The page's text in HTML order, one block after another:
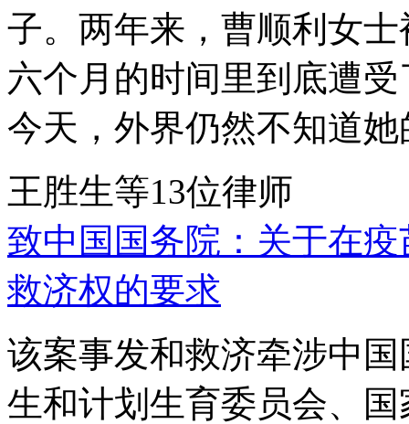
子。两年来，曹顺利女
六个月的时间里到底遭
今天，外界仍然不知道
王胜生等13位律师
致中国国务院：关于在
救济权的要求
该案事发和救济牵涉中
生和计划生育委员会、